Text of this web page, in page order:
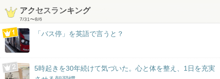
アクセスランキング
7/31〜8/6
「バス停」を英語で言うと？
5時起きを30年続けて気づいた。心と体を整え、1日を充実